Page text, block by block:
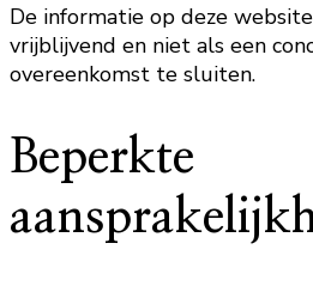
De informatie op deze
vrijblijvend en niet als een
overeenkomst te sluiten.
Beperkte